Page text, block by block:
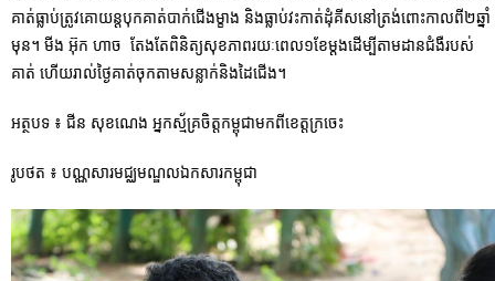
គាត់ធ្លាប់ត្រូវគោយន្តបុកគាត់បាក់ជើងម្ខាង និងធ្លាប់វះកាត់ដុំគីសនៅត្រង់ពោះកាលពី២ឆ្នាំ
មុន។ មីង អ៊ុក ហាច តែងតែពិនិត្យសុខភាពរយៈពេល១ខែម្តងដើម្បីតាមដានជំងឺរបស់
គាត់ ហើយរាល់ថ្ងៃគាត់ចុកតាមសន្លាក់និងដៃជើង។
អត្ថបទ ៖ ជីន សុខណេង អ្នកស្ម័គ្រចិត្តកម្ពុជាមកពីខេត្តក្រចេះ
រូបថត ៖ បណ្ណសារមជ្ឈមណ្ឌលឯកសារកម្ពុជា